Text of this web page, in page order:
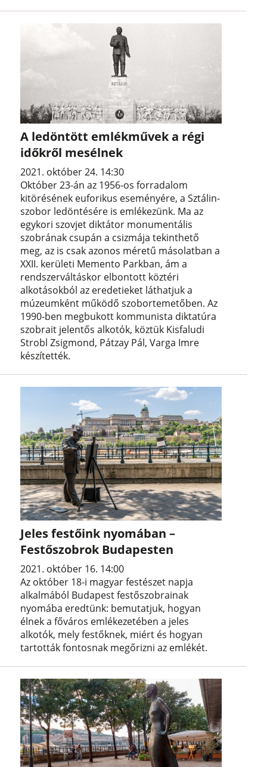
A ledöntött emlékművek a régi
időkről mesélnek
2021. október 24. 14:30
Október 23-án az 1956-os forradalom
kitörésének euforikus eseményére, a Sztálin-
szobor ledöntésére is emlékezünk. Ma az
egykori szovjet diktátor monumentális
szobrának csupán a csizmája tekinthető
meg, az is csak azonos méretű másolatban a
XXII. kerületi Memento Parkban, ám a
rendszerváltáskor elbontott köztéri
alkotásokból az eredetieket láthatjuk a
múzeumként működő szobortemetőben. Az
1990-ben megbukott kommunista diktatúra
szobrait jelentős alkotók, köztük Kisfaludi
Strobl Zsigmond, Pátzay Pál, Varga Imre
készítették.
Jeles festőink nyomában –
Festőszobrok Budapesten
2021. október 16. 14:00
Az október 18-i magyar festészet napja
alkalmából Budapest festőszobrainak
nyomába eredtünk: bemutatjuk, hogyan
élnek a főváros emlékezetében a jeles
alkotók, mely festőknek, miért és hogyan
tartották fontosnak megőrizni az emlékét.